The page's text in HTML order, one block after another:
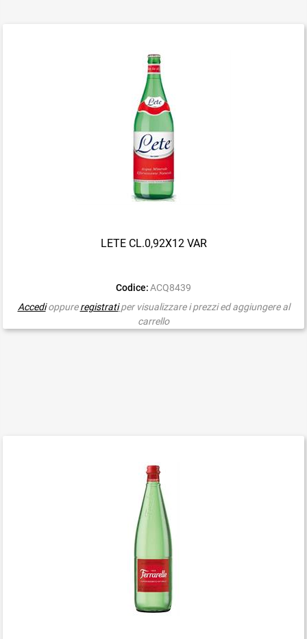
LETE CL.0,92X12 VAR
Codice: ACQ8439
Accedioppureregistrati per visualizzare i prezzi ed aggiungere al
carrello